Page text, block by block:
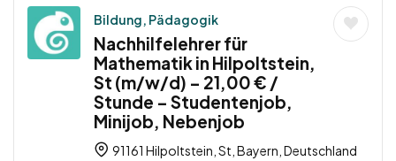
Bildung, Pädagogik
Nachhilfelehrer für
Mathematik in Hilpoltstein,
St (m/w/d) – 21,00 € /
Stunde – Studentenjob,
Minijob, Nebenjob
91161 Hilpoltstein, St, Bayern, Deutschland